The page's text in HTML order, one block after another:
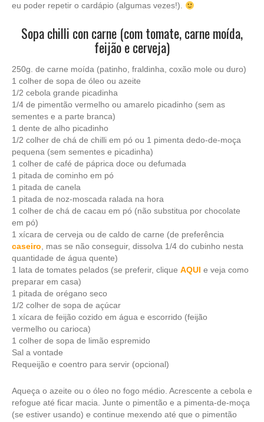
eu poder repetir o cardápio (algumas vezes!).
Sopa chilli con carne (com tomate, carne moída,
feijão e cerveja)
250g. de carne moída (patinho, fraldinha, coxão mole ou duro)
1 colher de sopa de óleo ou azeite
1/2 cebola grande picadinha
1/4 de pimentão vermelho ou amarelo picadinho (sem as
sementes e a parte branca)
1 dente de alho picadinho
1/2 colher de chá de chilli em pó ou 1 pimenta dedo-de-moça
pequena (sem sementes e picadinha)
1 colher de café de páprica doce ou defumada
1 pitada de cominho em pó
1 pitada de canela
1 pitada de noz-moscada ralada na hora
1 colher de chá de cacau em pó (não substitua por chocolate
em pó)
1 xícara de cerveja ou de caldo de carne (de preferência
caseiro, mas se não conseguir, dissolva 1/4 do cubinho nesta
quantidade de água quente)
1 lata de tomates pelados (se preferir, clique AQUI e veja como
preparar em casa)
1 pitada de orégano seco
1/2 colher de sopa de açúcar
1 xícara de feijão cozido em água e escorrido (feijão
vermelho ou carioca)
1 colher de sopa de limão espremido
Sal a vontade
Requeijão e coentro para servir (opcional)
Aqueça o azeite ou o óleo no fogo médio. Acrescente a cebola e
refogue até ficar macia. Junte o pimentão e a pimenta-de-moça
(se estiver usando) e continue mexendo até que o pimentão